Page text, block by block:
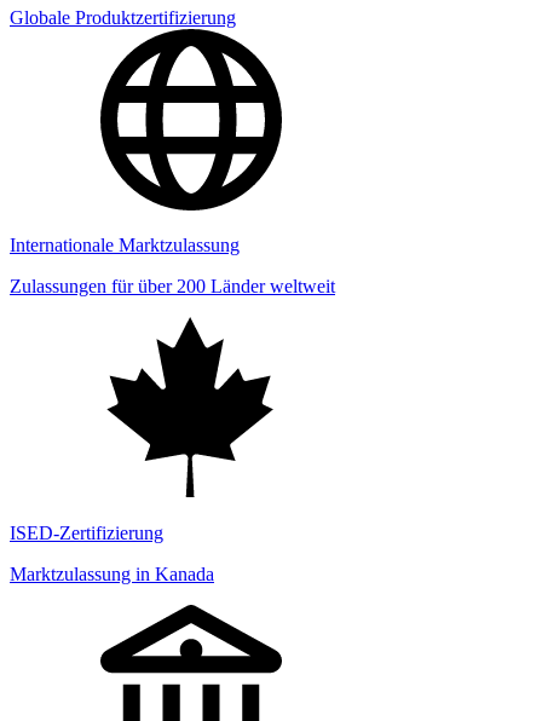
Globale Produktzertifizierung
Internationale Marktzulassung
Zulassungen für über 200 Länder weltweit
ISED-Zertifizierung
Marktzulassung in Kanada